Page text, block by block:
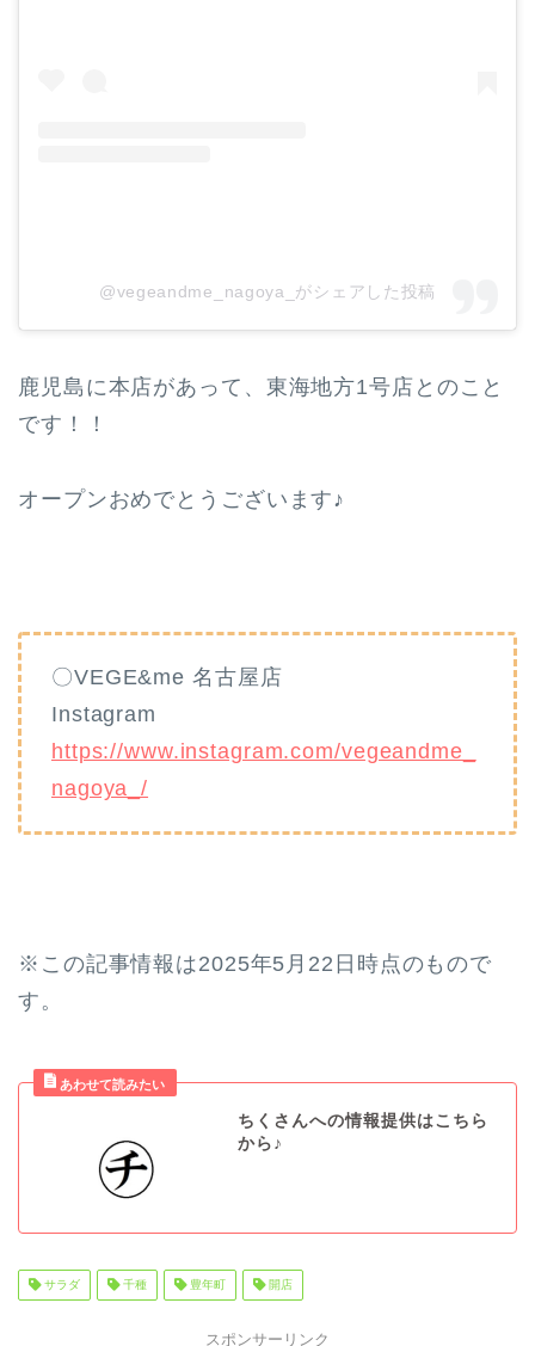
@vegeandme_nagoya_がシェアした投稿
鹿児島に本店があって、東海地方1号店とのこと
です！！
オープンおめでとうございます♪
〇VEGE&me 名古屋店
Instagram
https://www.instagram.com/vegeandme_
nagoya_/
※この記事情報は2025年5月22日時点のもので
す。
ちくさんへの情報提供はこちら
から♪
サラダ 千種 豊年町 開店
スポンサーリンク